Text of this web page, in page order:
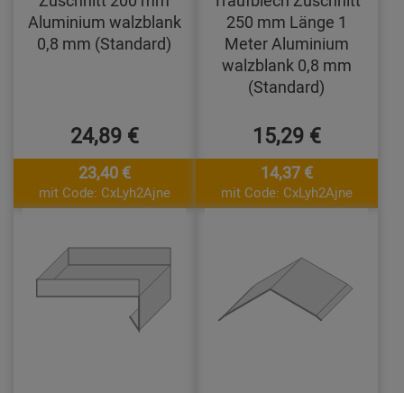
Aluminium walzblank
0,8 mm (Standard)
24,89 €
23,40 €
mit Code: CxLyh2Ajne
250 mm Länge 1
Meter Aluminium
walzblank 0,8 mm
(Standard)
15,29 €
14,37 €
mit Code: CxLyh2Ajne